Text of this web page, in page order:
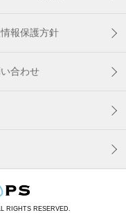
報保護方針
合わせ
RIGHTS RESERVED.